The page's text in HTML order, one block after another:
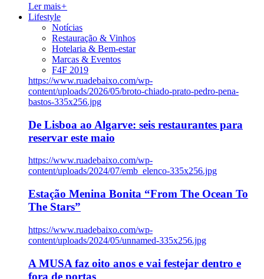
Ler mais+
Lifestyle
Notícias
Restauração & Vinhos
Hotelaria & Bem-estar
Marcas & Eventos
F4F 2019
https://www.ruadebaixo.com/wp-
content/uploads/2026/05/broto-chiado-prato-pedro-pena-
bastos-335x256.jpg
De Lisboa ao Algarve: seis restaurantes para
reservar este maio
https://www.ruadebaixo.com/wp-
content/uploads/2024/07/emb_elenco-335x256.jpg
Estação Menina Bonita “From The Ocean To
The Stars”
https://www.ruadebaixo.com/wp-
content/uploads/2024/05/unnamed-335x256.jpg
A MUSA faz oito anos e vai festejar dentro e
fora de portas